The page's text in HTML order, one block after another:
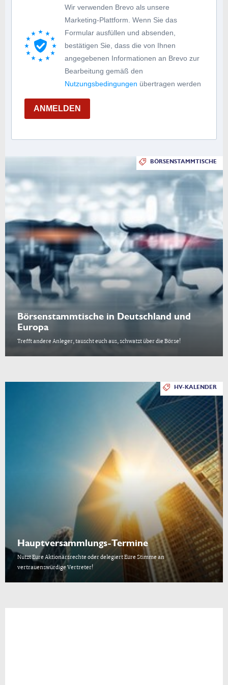
Wir verwenden Brevo als unsere
Marketing-Plattform. Wenn Sie das
Formular ausfüllen und absenden,
bestätigen Sie, dass die von Ihnen
angegebenen Informationen an Brevo zur
Bearbeitung gemäß den
Nutzungsbedingungen übertragen werden
ANMELDEN
BÖRSENSTAMMTISCHE
Börsenstammtische in Deutschland und
Europa
Trefft andere Anleger, tauscht euch aus, schwatzt über die Börse!
HV-KALENDER
Hauptversammlungs-Termine
Nutzt Eure Aktionärsrechte oder delegiert Eure Stimme an
vertrauenswürdige Vertreter!